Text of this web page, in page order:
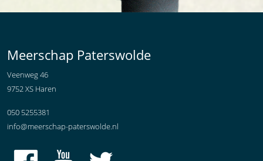
Meerschap Paterswolde
Veenweg 46
9752 XS Haren
050 5255381
info@meerschap-paterswolde.nl